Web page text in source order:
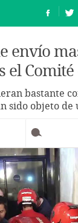
envío
el Comité
bastante
sido objeto de